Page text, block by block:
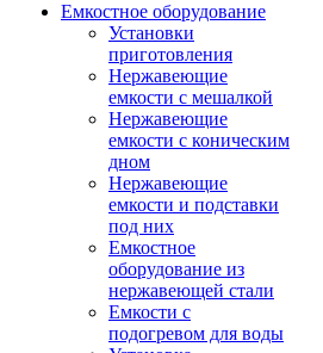
Емкостное оборудование
Установки
приготовления
Нержавеющие
емкости с мешалкой
Нержавеющие
емкости с коническим
дном
Нержавеющие
емкости и подставки
под них
Емкостное
оборудование из
нержавеющей стали
Емкости с
подогревом для воды